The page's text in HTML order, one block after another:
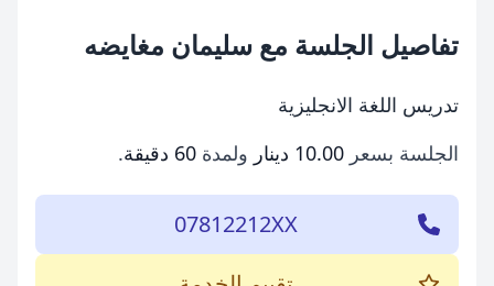
تفاصيل الجلسة مع سليمان مغايضه
تدريس اللغة الانجليزية
الجلسة بسعر 10.00 دينار ولمدة 60 دقيقة .
07812212XX